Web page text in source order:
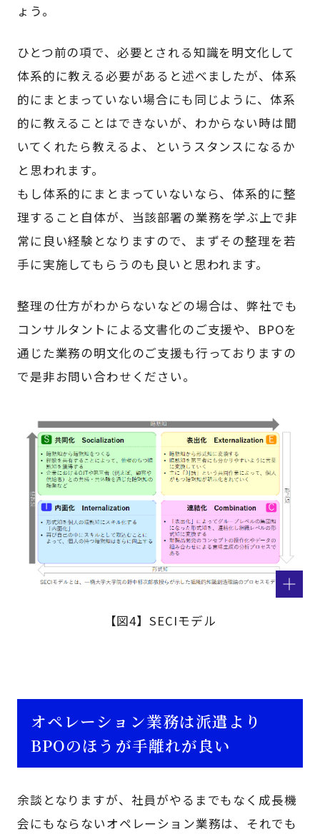
ょう。
ひとつ前の項で、必要とされる知識を明文化して
体系的に教える必要があると述べましたが、体系
的にまとまっていない場合にも同じように、体系
的に教えることはできないが、わからない時は聞
いてくれたら教えるよ、というスタンスになるか
と思われます。
もし体系的にまとまっていないなら、体系的に整
理すること自体が、当該部署の業務を学ぶ上で非
常に良い経験となりますので、まずその整理を若
手に実施してもらうのも良いと思われます。
整理の仕方がわからないなどの場合は、弊社でも
コンサルタントによる文書化のご支援や、BPOを
通じた業務の明文化のご支援も行っておりますの
で是非お問い合わせください。
【図4】SECIモデル
オペレーション業務は派遣より
BPOのほうが手離れが良い
余談となりますが、社員がやるまでもなく成長機
会にもならないオペレーション業務は、それでも